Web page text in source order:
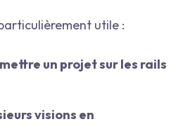
utile :
un projet sur les rails
visions en